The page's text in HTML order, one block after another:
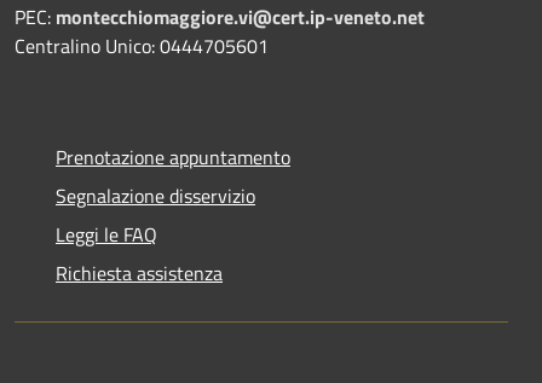
PEC: montecchiomaggiore.vi@cert.ip-veneto.net
Centralino Unico: 0444705601
Prenotazione appuntamento
Segnalazione disservizio
Leggi le FAQ
Richiesta assistenza